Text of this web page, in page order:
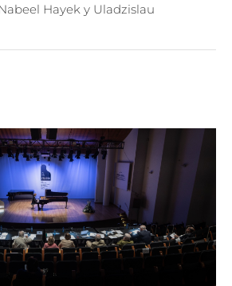
Hayek y Uladzislau